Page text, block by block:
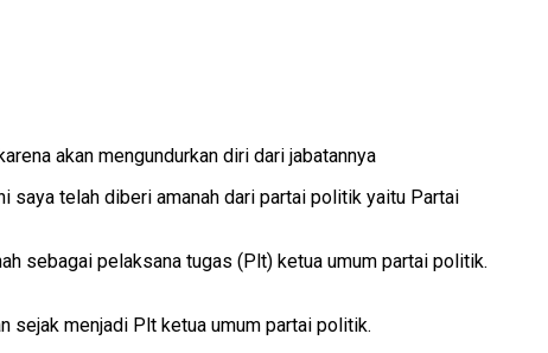
akan mengundurkan diri dari jabatannya
saya telah diberi amanah dari partai politik yaitu Partai
sebagai pelaksana tugas (Plt) ketua umum partai politik.
sejak menjadi Plt ketua umum partai politik.